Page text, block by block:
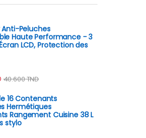
Anti-Peluches
Haute Performance - 3
LCD, Protection des
40.600TND
16 Contenants
Hermétiques
Rangement Cuisine 38 L
stylo